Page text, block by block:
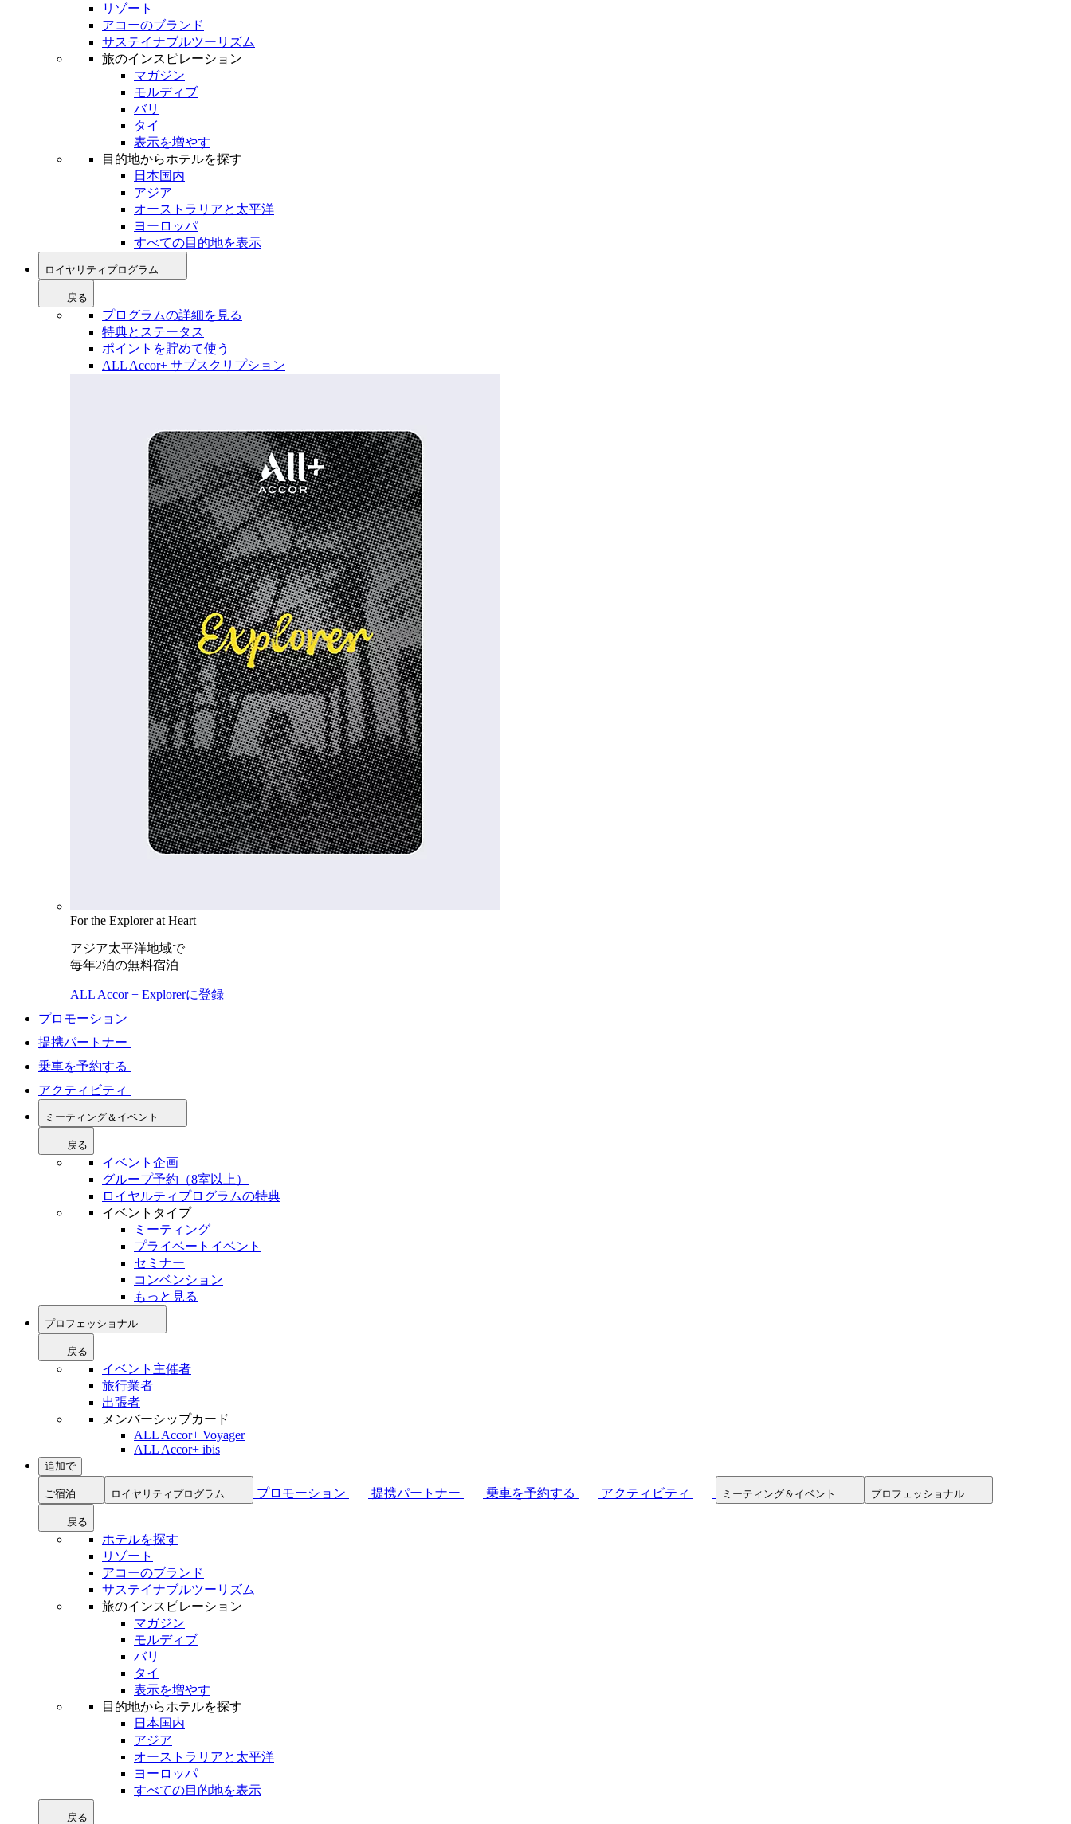
リゾート
アコーのブランド
サステイナブルツーリズム
旅のインスピレーション
マガジン
モルディブ
バリ
タイ
表示を増やす
目的地からホテルを探す
日本国内
アジア
オーストラリアと太平洋
ヨーロッパ
すべての目的地を表示
ロイヤリティプログラム
戻る
プログラムの詳細を見る
特典とステータス
ポイントを貯めて使う
ALL Accor+ サブスクリプション
For the Explorer at Heart
アジア太平洋地域で
毎年2泊の無料宿泊
ALL Accor + Explorerに登録
プロモーション
提携パートナー
乗車を予約する
アクティビティ
ミーティング＆イベント
戻る
イベント企画
グループ予約（8室以上）
ロイヤルティプログラムの特典
イベントタイプ
ミーティング
プライベートイベント
セミナー
コンベンション
もっと見る
プロフェッショナル
戻る
イベント主催者
旅行業者
出張者
メンバーシップカード
ALL Accor+ Voyager
ALL Accor+ ibis
追加で
ご宿泊 ロイヤリティプログラム プロモーション 提携パートナー 乗車を予約する アクティビティ ミーティング＆イベント プロフェッショナル
戻る
ホテルを探す
リゾート
アコーのブランド
サステイナブルツーリズム
旅のインスピレーション
マガジン
モルディブ
バリ
タイ
表示を増やす
目的地からホテルを探す
日本国内
アジア
オーストラリアと太平洋
ヨーロッパ
すべての目的地を表示
戻る